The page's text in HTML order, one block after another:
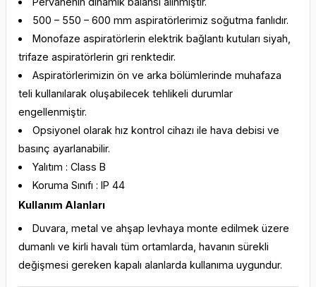
500 – 550 – 600 mm aspiratörlerimiz soğutma fanlıdır.
Monofaze aspiratörlerin elektrik bağlantı kutuları siyah,
trifaze aspiratörlerin gri renktedir.
Aspiratörlerimizin ön ve arka bölümlerinde muhafaza
teli kullanılarak oluşabilecek tehlikeli durumlar
engellenmiştir.
Opsiyonel olarak hız kontrol cihazı ile hava debisi ve
basınç ayarlanabilir.
Yalıtım : Class B
Koruma Sınıfı : IP 44
Kullanım Alanları
Duvara, metal ve ahşap levhaya monte edilmek üzere
dumanlı ve kirli havalı tüm ortamlarda, havanın sürekli
değişmesi gereken kapalı alanlarda kullanıma uygundur.